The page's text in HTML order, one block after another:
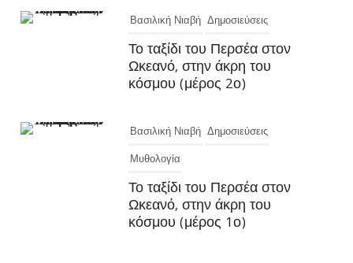
Βασιλική Νιαβή Δημοσιεύσεις
Το ταξίδι του Περσέα στον
Ωκεανό, στην άκρη του
κόσμου (μέρος 2ο)
Βασιλική Νιαβή Δημοσιεύσεις
Μυθολογία
Το ταξίδι του Περσέα στον
Ωκεανό, στην άκρη του
κόσμου (μέρος 1ο)